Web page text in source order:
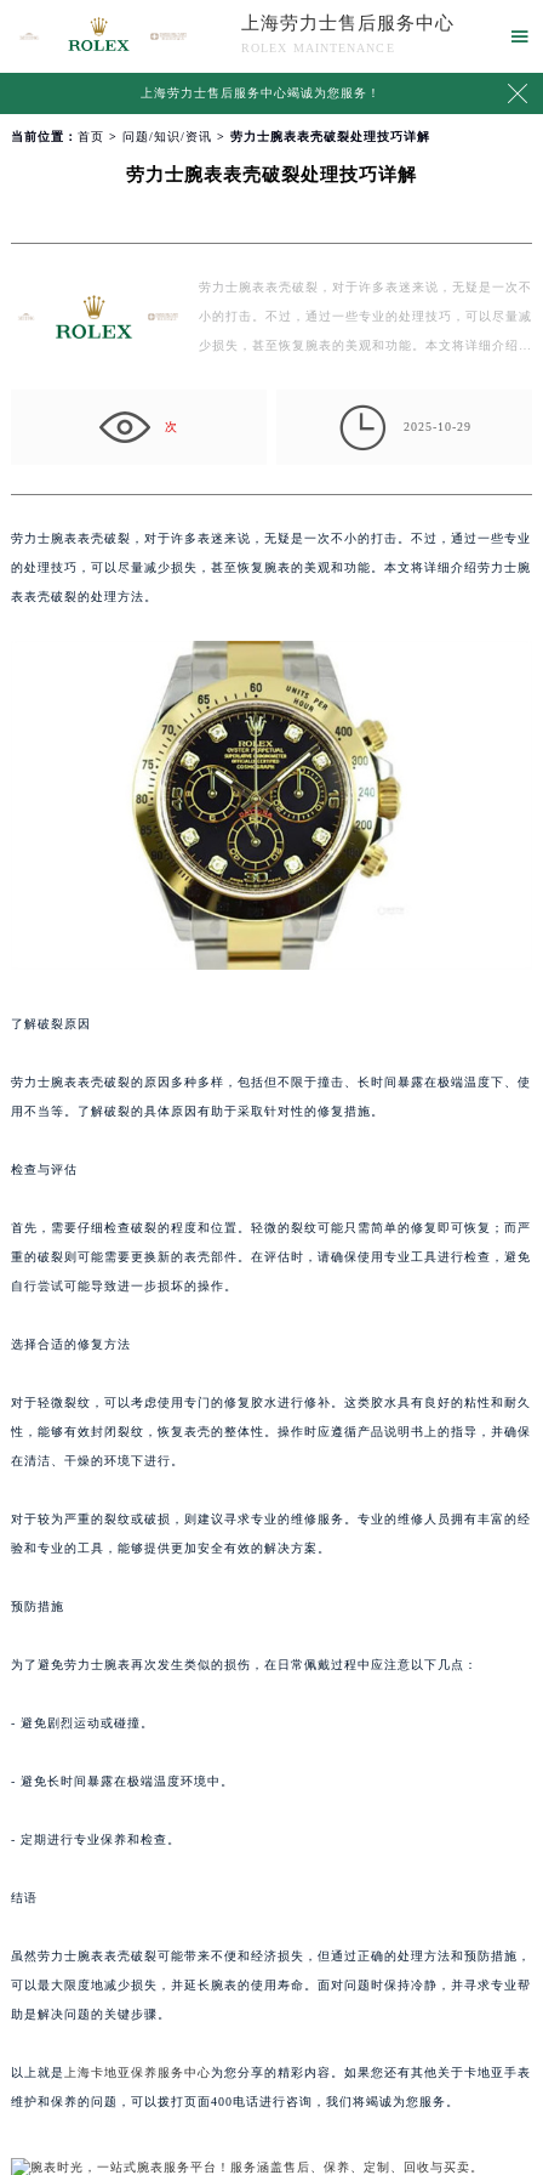
上海劳力士售后服务中心
ROLEX MAINTENANCE

上海劳力士售后服务中心竭诚为您服务！ 
当前位置： 首页 > 问题/知识/资讯 > 劳力士腕表表壳破裂处理技巧详解
劳力士腕表表壳破裂处理技巧详解
劳力士腕表表壳破裂，对于许多表迷来说，无疑是一次不
小的打击。不过，通过一些专业的处理技巧，可以尽量减
少损失，甚至恢复腕表的美观和功能。本文将详细介绍劳
次  2025-10-29
劳力士腕表表壳破裂，对于许多表迷来说，无疑是一次不小的打击。不过，通过一些专业
的处理技巧，可以尽量减少损失，甚至恢复腕表的美观和功能。本文将详细介绍劳力士腕
表表壳破裂的处理方法。
了解破裂原因
劳力士腕表表壳破裂的原因多种多样，包括但不限于撞击、长时间暴露在极端温度下、使
用不当等。了解破裂的具体原因有助于采取针对性的修复措施。
检查与评估
首先，需要仔细检查破裂的程度和位置。轻微的裂纹可能只需简单的修复即可恢复；而严
重的破裂则可能需要更换新的表壳部件。在评估时，请确保使用专业工具进行检查，避免
自行尝试可能导致进一步损坏的操作。
选择合适的修复方法
对于轻微裂纹，可以考虑使用专门的修复胶水进行修补。这类胶水具有良好的粘性和耐久
性，能够有效封闭裂纹，恢复表壳的整体性。操作时应遵循产品说明书上的指导，并确保
在清洁、干燥的环境下进行。
对于较为严重的裂纹或破损，则建议寻求专业的维修服务。专业的维修人员拥有丰富的经
验和专业的工具，能够提供更加安全有效的解决方案。
预防措施
为了避免劳力士腕表再次发生类似的损伤，在日常佩戴过程中应注意以下几点：
- 避免剧烈运动或碰撞。
- 避免长时间暴露在极端温度环境中。
- 定期进行专业保养和检查。
结语
虽然劳力士腕表表壳破裂可能带来不便和经济损失，但通过正确的处理方法和预防措施，
可以最大限度地减少损失，并延长腕表的使用寿命。面对问题时保持冷静，并寻求专业帮
助是解决问题的关键步骤。
以上就是 上海卡地亚保养服务中心为您分享的精彩内容。如果您还有其他关于卡地亚手表
维护和保养的问题，可以拨打页面400电话进行咨询，我们将竭诚为您服务。